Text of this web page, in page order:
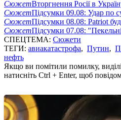
СюжетВторгнення Росії в
СюжетПідсумки 09.08: Удар по
СюжетПідсумки 08.08: Patriot
СюжетПідсумки 07.08:
СПЕЦТЕМА: Сюжети
ТЕГИ: авиакатастрофа, Путин,
нефть
Якщо ви помітили помилку,
натисніть Ctrl + Enter, щоб